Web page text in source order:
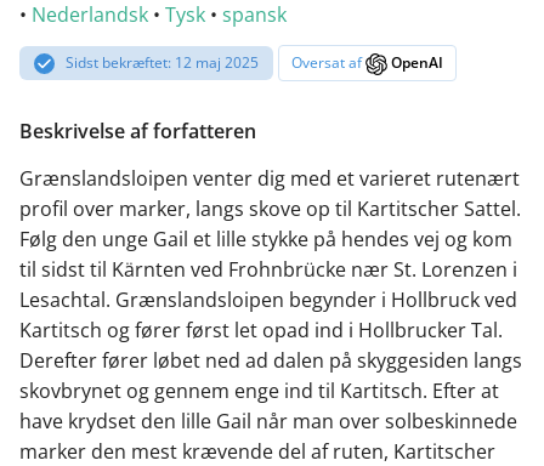
• Nederlandsk • Tysk • spansk
Sidst bekræftet: 12 maj 2025 Oversat af OpenAI
Beskrivelse af forfatteren
Grænslandsloipen venter dig med et varieret rutenært
profil over marker, langs skove op til Kartitscher Sattel.
Følg den unge Gail et lille stykke på hendes vej og kom
til sidst til Kärnten ved Frohnbrücke nær St. Lorenzen i
Lesachtal. Grænslandsloipen begynder i Hollbruck ved
Kartitsch og fører først let opad ind i Hollbrucker Tal.
Derefter fører løbet ned ad dalen på skyggesiden langs
skovbrynet og gennem enge ind til Kartitsch. Efter at
have krydset den lille Gail når man over solbeskinnede
marker den mest krævende del af ruten, Kartitscher